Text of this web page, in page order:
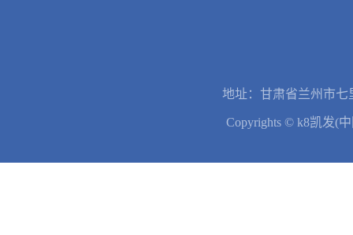
地址：甘肃省兰州市
Copyrights © k8凯发(